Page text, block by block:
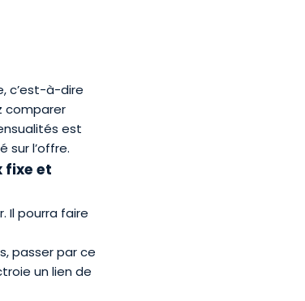
c’est-à-dire
comparer
est
sur l’offre.
fixe et
Il pourra faire
passer par ce
un lien de